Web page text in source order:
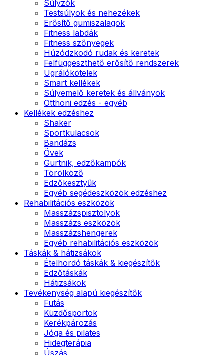
Súlyzók
Testsúlyok és nehezékek
Erősítő gumiszalagok
Fitness labdák
Fitness szőnyegek
Húzódzkodó rudak és keretek
Felfüggeszthető erősítő rendszerek
Ugrálókötelek
Smart kellékek
Súlyemelő keretek és állványok
Otthoni edzés - egyéb
Kellékek edzéshez
Shaker
Sportkulacsok
Bandázs
Övek
Gurtnik, edzőkampók
Törölköző
Edzőkesztyűk
Egyéb segédeszközök edzéshez
Rehabilitációs eszközök
Masszázspisztolyok
Masszázs eszközök
Masszázshengerek
Egyéb rehabilitációs eszközök
Táskák & hátizsákok
Ételhordó táskák & kiegészítők
Edzőtáskák
Hátizsákok
Tevékenység alapú kiegészítők
Futás
Küzdősportok
Kerékpározás
Jóga és pilates
Hidegterápia
Úszás